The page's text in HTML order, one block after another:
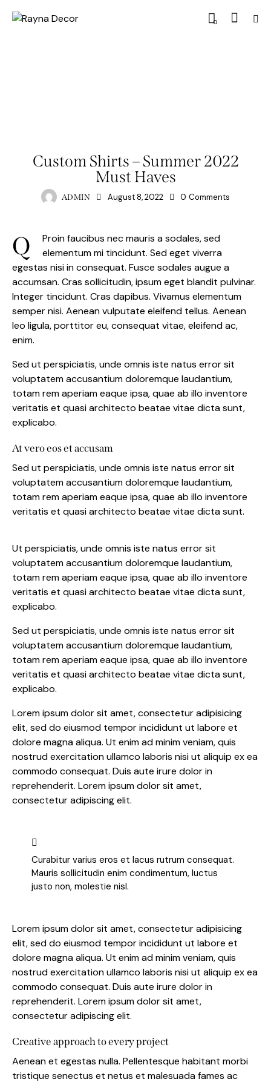
0
Custom Shirts – Summer 2022
Must Haves
ADMIN August 8, 2022 0 Comments
Q
Proin faucibus nec mauris a sodales, sed
elementum mi tincidunt. Sed eget viverra
egestas nisi in consequat. Fusce sodales augue a
accumsan. Cras sollicitudin, ipsum eget blandit pulvinar.
Integer tincidunt. Cras dapibus. Vivamus elementum
semper nisi. Aenean vulputate eleifend tellus. Aenean
leo ligula, porttitor eu, consequat vitae, eleifend ac,
enim.
Sed ut perspiciatis, unde omnis iste natus error sit
voluptatem accusantium doloremque laudantium,
totam rem aperiam eaque ipsa, quae ab illo inventore
veritatis et quasi architecto beatae vitae dicta sunt,
explicabo.
At vero eos et accusam
Sed ut perspiciatis, unde omnis iste natus error sit
voluptatem accusantium doloremque laudantium,
totam rem aperiam eaque ipsa, quae ab illo inventore
veritatis et quasi architecto beatae vitae dicta sunt.
Ut perspiciatis, unde omnis iste natus error sit
voluptatem accusantium doloremque laudantium,
totam rem aperiam eaque ipsa, quae ab illo inventore
veritatis et quasi architecto beatae vitae dicta sunt,
explicabo.
Sed ut perspiciatis, unde omnis iste natus error sit
voluptatem accusantium doloremque laudantium,
totam rem aperiam eaque ipsa, quae ab illo inventore
veritatis et quasi architecto beatae vitae dicta sunt,
explicabo.
Lorem ipsum dolor sit amet, consectetur adipisicing
elit, sed do eiusmod tempor incididunt ut labore et
dolore magna aliqua. Ut enim ad minim veniam, quis
nostrud exercitation ullamco laboris nisi ut aliquip ex ea
commodo consequat. Duis aute irure dolor in
reprehenderit. Lorem ipsum dolor sit amet,
consectetur adipiscing elit.
Curabitur varius eros et lacus rutrum consequat.
Mauris sollicitudin enim condimentum, luctus
justo non, molestie nisl.
Lorem ipsum dolor sit amet, consectetur adipisicing
elit, sed do eiusmod tempor incididunt ut labore et
dolore magna aliqua. Ut enim ad minim veniam, quis
nostrud exercitation ullamco laboris nisi ut aliquip ex ea
commodo consequat. Duis aute irure dolor in
reprehenderit. Lorem ipsum dolor sit amet,
consectetur adipiscing elit.
Creative approach to every project
Aenean et egestas nulla. Pellentesque habitant morbi
tristique senectus et netus et malesuada fames ac